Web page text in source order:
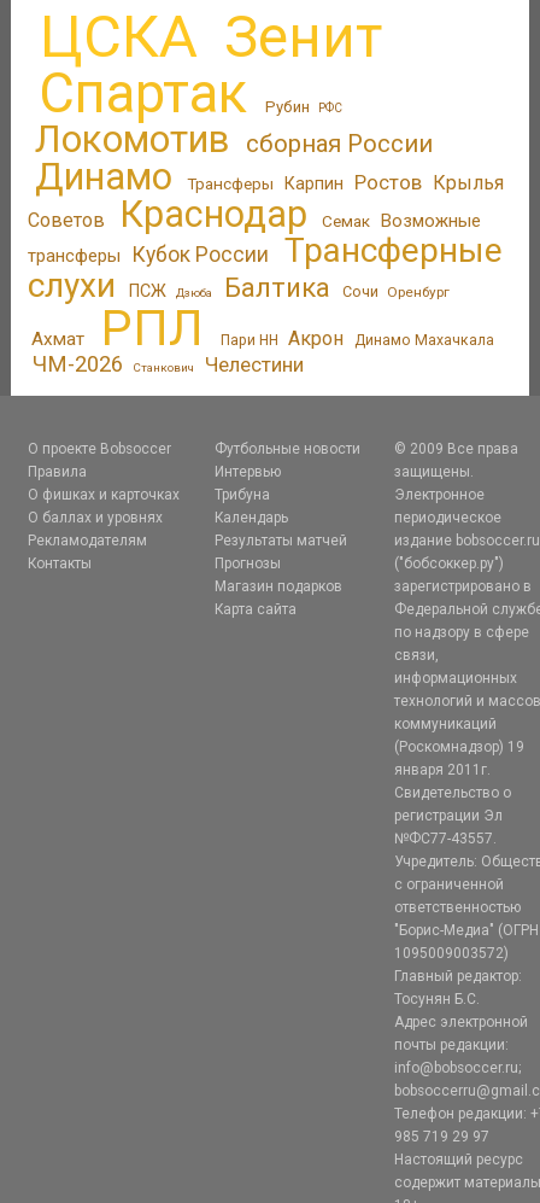
ЦСКА Зенит
Спартак Рубин РФС
Локомотив сборная России
Динамо Трансферы Карпин Ростов Крылья
Советов
Краснодар Семак Возможные
трансферы
Кубок России
Трансферные
слухи
ПСЖ Дзюба Балтика Сочи Оренбург
Ахмат РПЛ Пари НН Акрон Динамо Махачкала
ЧМ-2026 Станкович Челестини
О проекте Bobsoccer
Правила
О фишках и карточках
О баллах и уровнях
Рекламодателям
Контакты
Футбольные новости
Интервью
Трибуна
Календарь
Результаты матчей
Прогнозы
Магазин подарков
Карта сайта
© 2009 Все права
защищены.
Электронное
периодическое
издание bobsoccer.ru
("бобсоккер.ру")
зарегистрировано в
Федеральной
по надзору в сфере
связи,
информационных
технологий и
коммуникаций
(Роскомнадзор) 19
января 2011г.
Свидетельство о
регистрации Эл
№ФС77-43557.
Учредитель:
с ограниченной
ответственностью
"Борис-Медиа" (ОГРН
1095009003572)
Главный редактор:
Тосунян Б.С.
Адрес электронной
почты редакции:
info@bobsoccer.ru;
Телефон редакции:
985 719 29 97
Настоящий ресурс
содержит